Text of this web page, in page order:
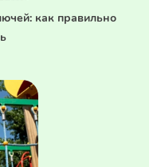
как правильно